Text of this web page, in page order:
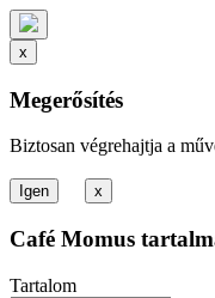
x
Megerősítés
Biztosan végrehajtja a
x
Café Momus
Tartalom